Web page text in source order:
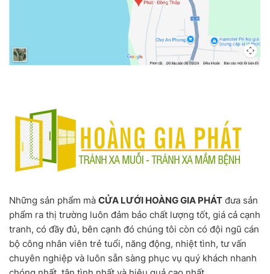
Những sản phẩm mà CỬA LƯỚI HOÀNG GIA PHÁT đưa sản
phẩm ra thị trường luôn đảm bảo chất lượng tốt, giá cả cạnh
tranh, có đầy đủ, bên cạnh đó chúng tôi còn có đội ngũ cán
bộ công nhân viên trẻ tuổi, năng động, nhiệt tình, tư vấn
chuyên nghiệp và luôn sẵn sàng phục vụ quý khách nhanh